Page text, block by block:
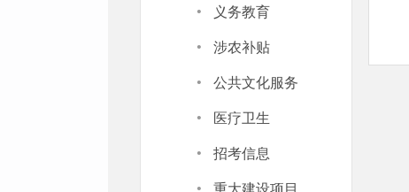
· 义务教育
· 涉农补贴
· 公共文化服务
· 医疗卫生
· 招考信息
重大建设项目